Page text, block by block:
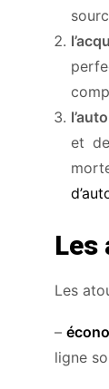
et
Les
Les
–
ligne